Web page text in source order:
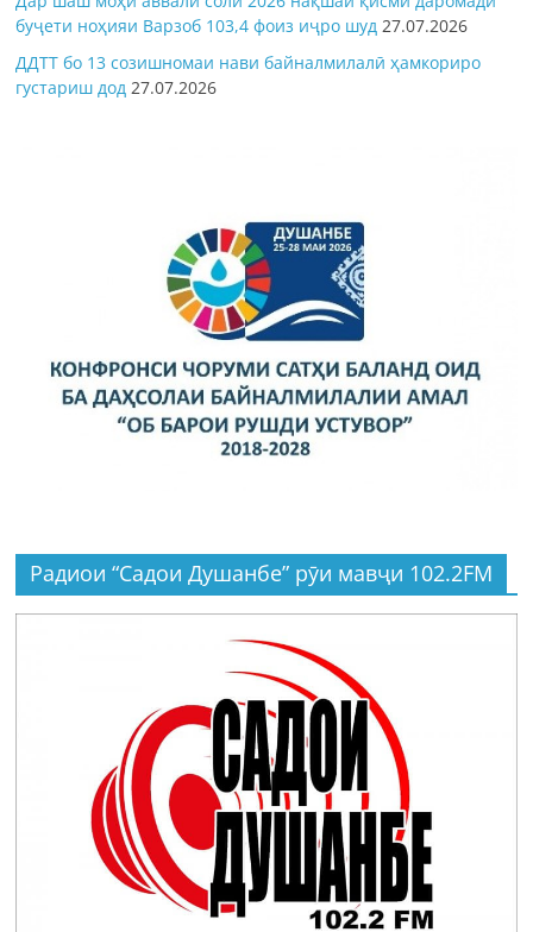
буҷети ноҳияи Варзоб 103,4 фоиз иҷро шуд 27.07.2026
ДДТТ бо 13 созишномаи нави байналмилалӣ ҳамкориро
густариш дод 27.07.2026
Радиои “Садои Душанбе” рӯи мавҷи 102.2FM